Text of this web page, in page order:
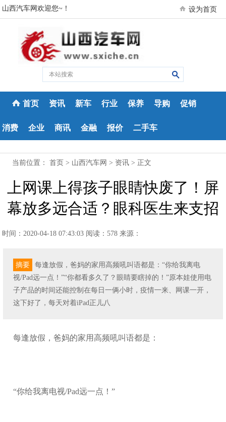
山西汽车网欢迎您~！ 设为首页
首页 资讯 新车 行业 保养 导购 促销
消费 企业 商讯 金融 报价 二手车
当前位置：首页 > 山西汽车网 > 资讯 > 正文
上网课上得孩子眼睛快废了！屏
幕放多远合适？眼科医生来支招
时间：2020-04-18 07:43:03 阅读：578 来源：
摘要
每逢放假，爸妈的家用高频吼叫语都是：“你给我离电
视/Pad远一点！”“你都看多久了？眼睛要瞎掉的！”原本娃使用电
子产品的时间还能控制在每日一俩小时，疫情一来、网课一开，
这下好了，每天对着iPad正儿八
每逢放假，爸妈的家用高频吼叫语都是：
“你给我离电视/Pad远一点！”